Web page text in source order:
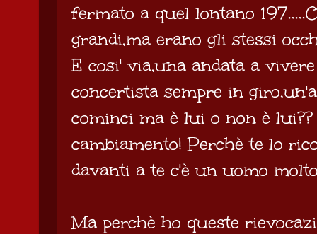
fermato a quel lontano
grandi,ma erano gli stessi
E cosi' via,una andata a
concertista sempre in
cominci ma è lui o non è
cambiamento! Perchè te lo
davanti a te c'è un uomo
Ma perchè ho queste